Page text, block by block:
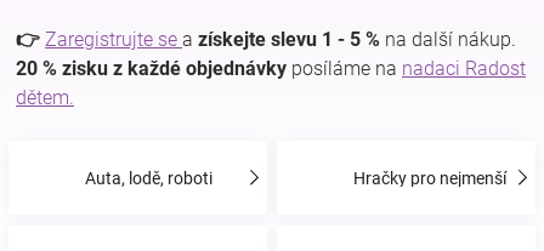
a
👉 Zaregistrujte se a získejte slevu 1 - 5 % na další nákup.
20 % zisku z každé objednávky posíláme na nadaci Radost
dětem.
Auta, lodě, roboti Hračky pro nejmenší